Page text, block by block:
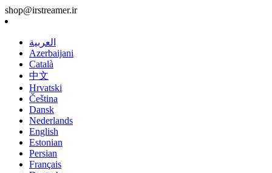
shop@irstreamer.ir
العربية
Azerbaijani
Català
中文
Hrvatski
Čeština
Dansk
Nederlands
English
Estonian
Persian
Français